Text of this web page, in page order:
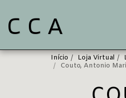
C C A
Início Loja Virtual
Couto, Antonio